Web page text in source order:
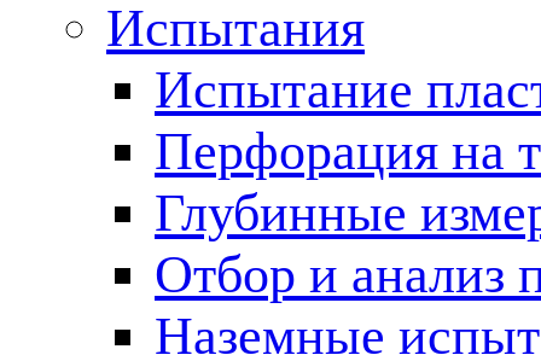
Испытания
Испытание
Перфорация на
Глубинные
Отбор и анализ
Наземные